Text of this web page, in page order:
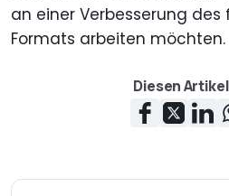
an einer Verbesserung des
Formats arbeiten möchten.
Diesen